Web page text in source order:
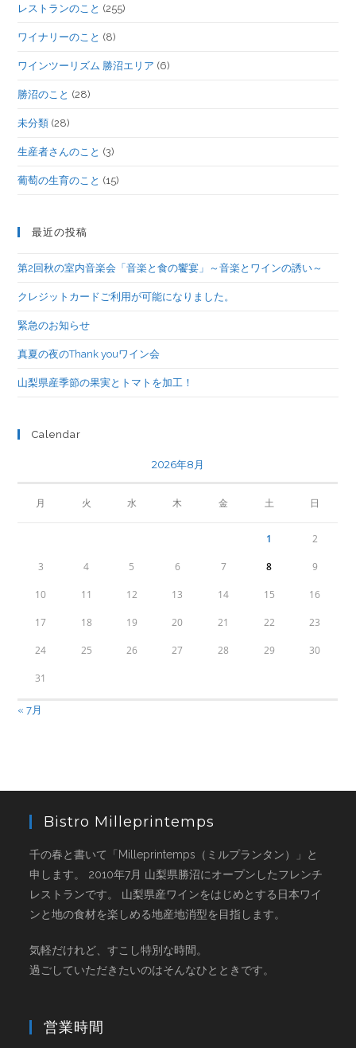
レストランのこと (255)
ワイナリーのこと (8)
ワインツーリズム 勝沼エリア (6)
勝沼のこと (28)
未分類 (28)
生産者さんのこと (3)
葡萄の生育のこと (15)
最近の投稿
第2回秋の室内音楽会「音楽と食の饗宴」～音楽とワインの誘い～
クレジットカードご利用が可能になりました。
緊急のお知らせ
真夏の夜のThank youワイン会
山梨県産季節の果実とトマトを加工！
Calendar
2026年8月
月 火 水 木 金 土 日
1 2
3 4 5 6 7 8 9
10 11 12 13 14 15 16
17 18 19 20 21 22 23
24 25 26 27 28 29 30
31
« 7月
Bistro Milleprintemps
千の春と書いて「Milleprintemps（ミルプランタン）」と
申します。 2010年7月 山梨県勝沼にオープンしたフレンチ
レストランです。 山梨県産ワインをはじめとする日本ワイ
ンと地の食材を楽しめる地産地消型を目指します。
気軽だけれど、すこし特別な時間。
過ごしていただきたいのはそんなひとときです。
営業時間